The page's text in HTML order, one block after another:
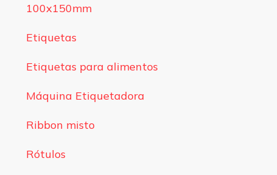
100x150mm
Etiquetas
Etiquetas para alimentos
Máquina Etiquetadora
Ribbon misto
Rótulos